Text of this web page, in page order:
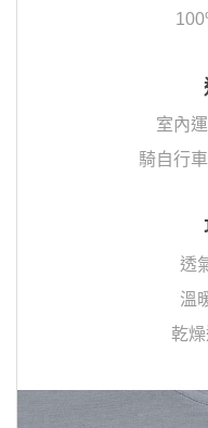
室內
騎自行
透
溫
乾